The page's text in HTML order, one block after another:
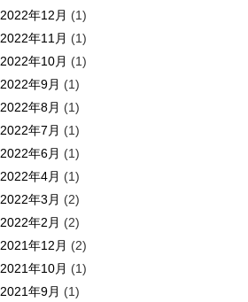
2022年12月 (1)
2022年11月 (1)
2022年10月 (1)
2022年9月 (1)
2022年8月 (1)
2022年7月 (1)
2022年6月 (1)
2022年4月 (1)
2022年3月 (2)
2022年2月 (2)
2021年12月 (2)
2021年10月 (1)
2021年9月 (1)